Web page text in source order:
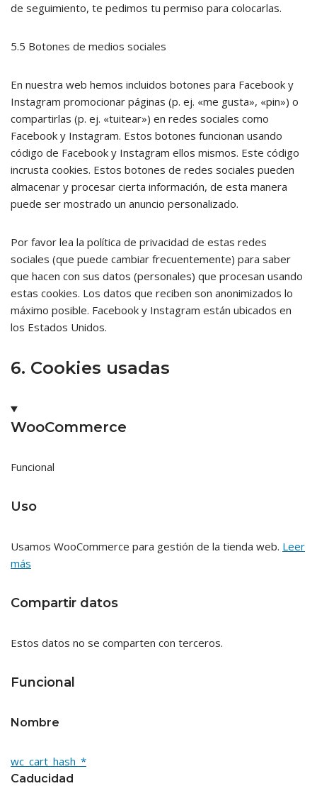
de seguimiento, te pedimos tu permiso para colocarlas.
5.5 Botones de medios sociales
En nuestra web hemos incluidos botones para Facebook y
Instagram promocionar páginas (p. ej. «me gusta», «pin») o
compartirlas (p. ej. «tuitear») en redes sociales como
Facebook y Instagram. Estos botones funcionan usando
código de Facebook y Instagram ellos mismos. Este código
incrusta cookies. Estos botones de redes sociales pueden
almacenar y procesar cierta información, de esta manera
puede ser mostrado un anuncio personalizado.
Por favor lea la política de privacidad de estas redes
sociales (que puede cambiar frecuentemente) para saber
que hacen con sus datos (personales) que procesan usando
estas cookies. Los datos que reciben son anonimizados lo
máximo posible. Facebook y Instagram están ubicados en
los Estados Unidos.
6. Cookies usadas
WooCommerce
Funcional
Uso
Usamos WooCommerce para gestión de la tienda web. Leer
más
Compartir datos
Estos datos no se comparten con terceros.
Funcional
Nombre
wc_cart_hash_*
Caducidad